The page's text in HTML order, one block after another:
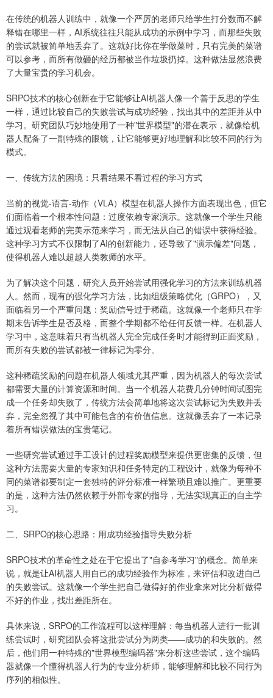
在传统的机器人训练中，就像一个严厉的老师只给学生打分数而不解
释错在哪里一样，AI系统往往只能从成功的示例中学习，而那些失败
的尝试就被简单地丢弃了。这就好比你在学做菜时，只有完美的菜谱
可以参考，而所有做砸的经历都被当作垃圾扔掉。这种做法显然浪费
了大量宝贵的学习机会。
SRPO技术的核心创新在于它能够让AI机器人像一个善于反思的学生
一样，通过比较自己的失败尝试与成功经验，找出其中的差距并从中
学习。研究团队巧妙地使用了一种"世界模型"的潜在表示，就像给机
器人配备了一副特殊的眼镜，让它能够更好地理解和比较不同的行为
模式。
一、传统方法的困境：只看结果不看过程的学习方式
当前的视觉-语言-动作（VLA）模型在机器人操作方面表现出色，但它
们面临着一个根本性问题：过度依赖专家演示。这就像一个学生只能
通过观看老师的完美示范来学习，而无法从自己的错误中获得经验。
这种学习方式不仅限制了AI的创新能力，还导致了"演示偏差"问题，
使得机器人难以超越人类教师的水平。
为了解决这个问题，研究人员开始尝试用强化学习的方法来训练机器
人。然而，现有的强化学习方法，比如组级策略优化（GRPO），又
面临着另一个严重问题：奖励信号过于稀疏。这就像一个老师只在学
期末告诉学生是否及格，而整个学期都不给任何反馈一样。在机器人
学习中，这意味着只有当机器人完全完成任务时才能得到正面奖励，
而所有失败的尝试都被一律标记为零分。
这种稀疏奖励的问题在机器人领域尤其严重，因为机器人的每次尝试
都需要大量的计算资源和时间。当一个机器人花费几分钟时间试图完
成一个任务却失败了，传统方法会简单地将这次尝试标记为失败并丢
弃，完全忽视了其中可能包含的有价值信息。这就像丢弃了一本记录
着所有错误做法的宝贵笔记。
一些研究尝试通过手工设计的过程奖励模型来提供更密集的反馈，但
这种方法需要大量的专家知识和任务特定的工程设计，就像为每种不
同的菜谱都要制定一套独特的评分标准一样繁琐且难以推广。更重要
的是，这种方法仍然依赖于外部专家的指导，无法实现真正的自主学
习。
二、SRPO的核心思路：用成功经验指导失败分析
SRPO技术的革命性之处在于它提出了"自参考学习"的概念。简单来
说，就是让AI机器人用自己的成功经验作为标准，来评估和改进自己
的失败尝试。这就像一个学生把自己做得好的作业拿来对比分析做得
不好的作业，找出差距所在。
具体来说，SRPO的工作流程可以这样理解：每当机器人进行一批训
练尝试时，研究团队会将这批尝试分为两类——成功的和失败的。然
后，他们用一种特殊的"世界模型编码器"来分析这些尝试，这个编码
器就像一个懂得机器人行为的专业分析师，能够理解和比较不同行为
序列的相似性。